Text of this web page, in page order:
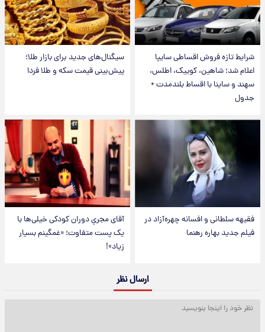
شرایط تازه فروش اقساطی سایپا
اعلام شد؛ شاهین، کوییک، اطلس،
سهند و ساینا با اقساط بلندمدت +
جدول
سیگنال‌های جدید برای بازار طلا؛
پیش‌بینی قیمت سکه و طلا فردا
فقیهه سلطانی و افسانه چهره‌آزاد در
فیلم جدید بهاره رهنما
آقای مجریِ دوران کودکی خیلی‌ها با
یک پست متفاوت؛ «غمگینم بسیار
زیاد»!
ارسال نظر